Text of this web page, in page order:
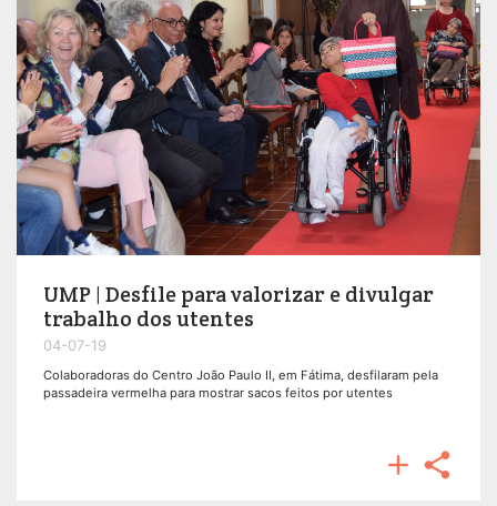
UMP | Desfile para valorizar e divulgar
trabalho dos utentes
04-07-19
Colaboradoras do Centro João Paulo II, em Fátima, desfilaram pela
passadeira vermelha para mostrar sacos feitos por utentes
 